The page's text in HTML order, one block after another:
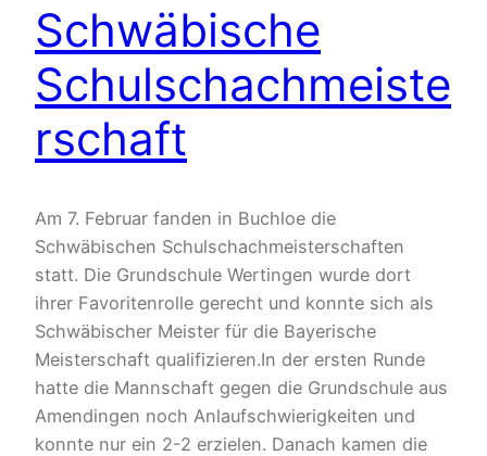
Schwäbische
Schulschachmeiste
rschaft
Am 7. Februar fanden in Buchloe die
Schwäbischen Schulschachmeisterschaften
statt. Die Grundschule Wertingen wurde dort
ihrer Favoritenrolle gerecht und konnte sich als
Schwäbischer Meister für die Bayerische
Meisterschaft qualifizieren.In der ersten Runde
hatte die Mannschaft gegen die Grundschule aus
Amendingen noch Anlaufschwierigkeiten und
konnte nur ein 2-2 erzielen. Danach kamen die